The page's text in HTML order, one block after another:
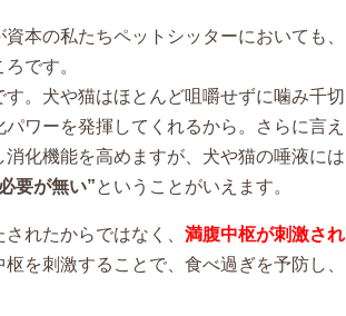
本の私たちペットシッターにおいても、
です。
す。犬や猫はほとんど咀嚼せずに噛み千切
ワーを発揮してくれるから。さらに言え
化機能を高めますが、犬や猫の唾液には
要が無い”ということがいえます。
れたからではなく、 満腹中枢が刺激され
を刺激することで、食べ過ぎを予防し、